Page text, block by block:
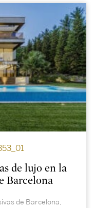
de lujo en la
Barcelona
de Barcelona,